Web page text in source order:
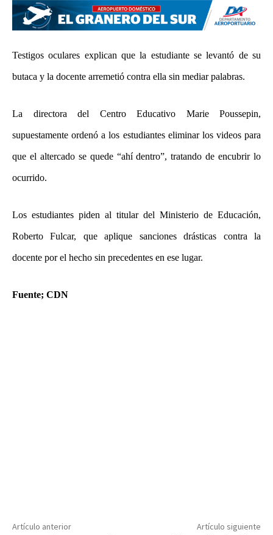
Testigos oculares explican que la estudiante se levantó de su
butaca y la docente arremetió contra ella sin mediar palabras.
La directora del Centro Educativo Marie Poussepin,
supuestamente ordenó a los estudiantes eliminar los videos para
que el altercado se quede “ahí dentro”, tratando de encubrir lo
ocurrido.
Los estudiantes piden al titular del Ministerio de Educación,
Roberto Fulcar, que aplique sanciones drásticas contra la
docente por el hecho sin precedentes en ese lugar.
Fuente; CDN
Artículo anterior Artículo siguiente